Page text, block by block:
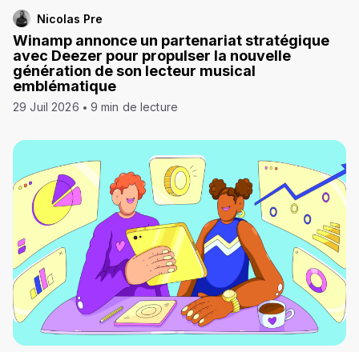
Nicolas Pre
Winamp annonce un partenariat stratégique
avec Deezer pour propulser la nouvelle
génération de son lecteur musical
emblématique
29 Juil 2026 9 min de lecture